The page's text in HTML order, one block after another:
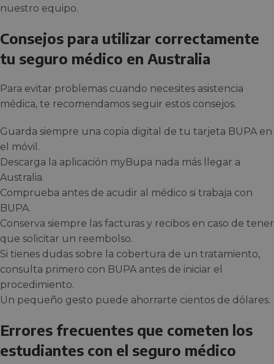
nuestro equipo.
Consejos para utilizar correctamente
tu seguro médico en Australia
Para evitar problemas cuando necesites asistencia
médica, te recomendamos seguir estos consejos.
Guarda siempre una copia digital de tu tarjeta BUPA en
el móvil.
Descarga la aplicación myBupa nada más llegar a
Australia.
Comprueba antes de acudir al médico si trabaja con
BUPA.
Conserva siempre las facturas y recibos en caso de tener
que solicitar un reembolso.
Si tienes dudas sobre la cobertura de un tratamiento,
consulta primero con BUPA antes de iniciar el
procedimiento.
Un pequeño gesto puede ahorrarte cientos de dólares.
Errores frecuentes que cometen los
estudiantes con el seguro médico